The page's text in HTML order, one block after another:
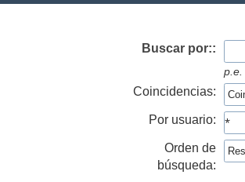
Buscar por::
p.e.
Coincidencias:
Por usuario:
Orden de
búsqueda: